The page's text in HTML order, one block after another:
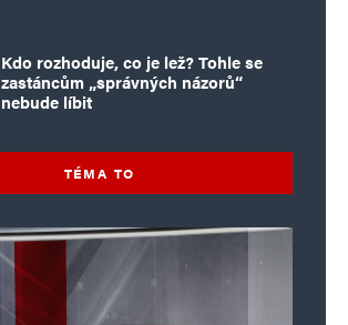
Kdo rozhoduje, co je lež? Tohle se
zastáncům „správných názorů“
nebude líbit
TÉMA TO